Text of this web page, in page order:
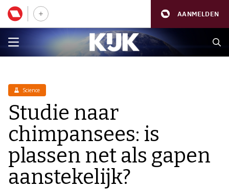
AANMELDEN
Science
Studie naar
chimpansees: is
plassen net als gapen
aanstekelijk?